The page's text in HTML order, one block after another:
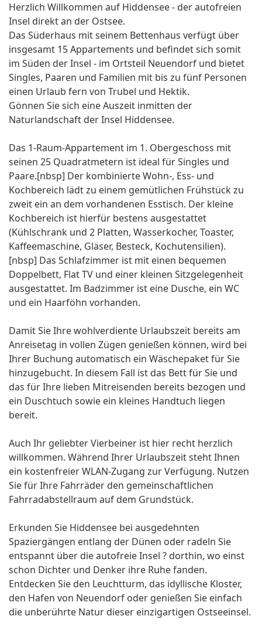
Herzlich Willkommen auf Hiddensee - der autofreien
Insel direkt an der Ostsee.
Das Süderhaus mit seinem Bettenhaus verfügt über
insgesamt 15 Appartements und befindet sich somit
im Süden der Insel - im Ortsteil Neuendorf und bietet
Singles, Paaren und Familien mit bis zu fünf Personen
einen Urlaub fern von Trubel und Hektik.
Gönnen Sie sich eine Auszeit inmitten der
Naturlandschaft der Insel Hiddensee.
Das 1-Raum-Appartement im 1. Obergeschoss mit
seinen 25 Quadratmetern ist ideal für Singles und
Paare.[nbsp] Der kombinierte Wohn-, Ess- und
Kochbereich lädt zu einem gemütlichen Frühstück zu
zweit ein an dem vorhandenen Esstisch. Der kleine
Kochbereich ist hierfür bestens ausgestattet
(Kühlschrank und 2 Platten, Wasserkocher, Toaster,
Kaffeemaschine, Gläser, Besteck, Kochutensilien).
[nbsp] Das Schlafzimmer ist mit einen bequemen
Doppelbett, Flat TV und einer kleinen Sitzgelegenheit
ausgestattet. Im Badzimmer ist eine Dusche, ein WC
und ein Haarföhn vorhanden.
Damit Sie Ihre wohlverdiente Urlaubszeit bereits am
Anreisetag in vollen Zügen genießen können, wird bei
Ihrer Buchung automatisch ein Wäschepaket für Sie
hinzugebucht. In diesem Fall ist das Bett für Sie und
das für Ihre lieben Mitreisenden bereits bezogen und
ein Duschtuch sowie ein kleines Handtuch liegen
bereit.
Auch Ihr geliebter Vierbeiner ist hier recht herzlich
willkommen. Während Ihrer Urlaubszeit steht Ihnen
ein kostenfreier WLAN-Zugang zur Verfügung. Nutzen
Sie für Ihre Fahrräder den gemeinschaftlichen
Fahrradabstellraum auf dem Grundstück.
Erkunden Sie Hiddensee bei ausgedehnten
Spaziergängen entlang der Dünen oder radeln Sie
entspannt über die autofreie Insel ? dorthin, wo einst
schon Dichter und Denker ihre Ruhe fanden.
Entdecken Sie den Leuchtturm, das idyllische Kloster,
den Hafen von Neuendorf oder genießen Sie einfach
die unberührte Natur dieser einzigartigen Ostseeinsel.